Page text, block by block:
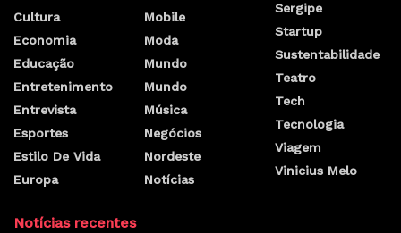
Cultura
Economia
Educação
Entretenimento
Entrevista
Esportes
Estilo De Vida
Europa
Mobile
Moda
Mundo
Mundo
Música
Negócios
Nordeste
Notícias
Sergipe
Startup
Sustentabilidade
Teatro
Tech
Tecnologia
Viagem
Vinicius Melo
Notícias recentes